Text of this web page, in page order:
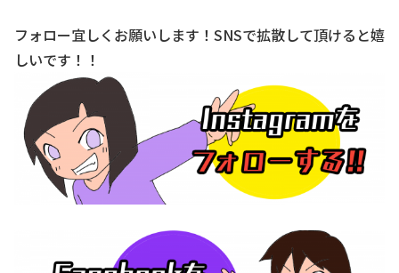
フォロー宜しくお願いします！SNSで拡散して頂けると嬉
しいです！！